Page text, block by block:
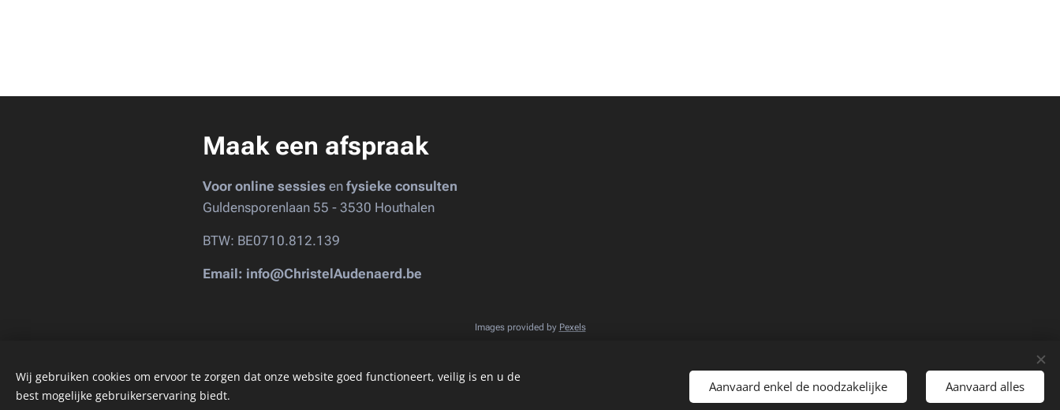
Maak een afspraak
Voor online sessies en fysieke consulten
Guldensporenlaan 55 - 3530 Houthalen
BTW: BE0710.812.139
Email: info@ChristelAudenaerd.be
Images provided by Pexels
Talen English Nederlands
Wij gebruiken cookies om ervoor te zorgen dat onze website goed functioneert, veilig is en u de
best mogelijke gebruikerservaring biedt.
Aanvaard enkel de noodzakelijke Aanvaard alles